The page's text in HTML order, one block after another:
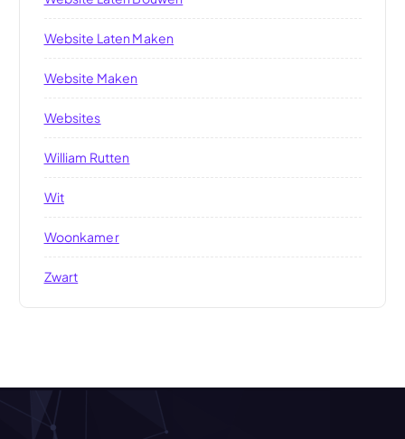
Website Laten Maken
Website Maken
Websites
William Rutten
Wit
Woonkamer
Zwart